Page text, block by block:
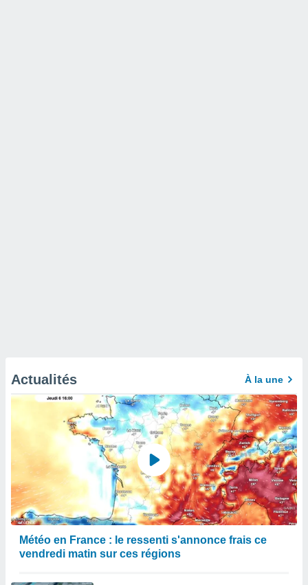
Actualités À la une
Météo en France : le ressenti s'annonce frais ce
vendredi matin sur ces régions